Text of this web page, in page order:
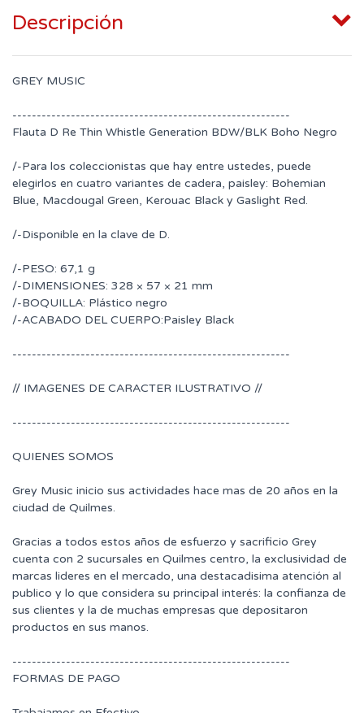
Descripción
GREY MUSIC
---------------------------------------------------------
Flauta D Re Thin Whistle Generation BDW/BLK Boho Negro
/-Para los coleccionistas que hay entre ustedes, puede
elegirlos en cuatro variantes de cadera, paisley: Bohemian
Blue, Macdougal Green, Kerouac Black y Gaslight Red.
/-Disponible en la clave de D.
/-PESO: 67,1 g
/-DIMENSIONES: 328 × 57 × 21 mm
/-BOQUILLA: Plástico negro
/-ACABADO DEL CUERPO:Paisley Black
---------------------------------------------------------
// IMAGENES DE CARACTER ILUSTRATIVO //
---------------------------------------------------------
QUIENES SOMOS
Grey Music inicio sus actividades hace mas de 20 años en la
ciudad de Quilmes.
Gracias a todos estos años de esfuerzo y sacrificio Grey
cuenta con 2 sucursales en Quilmes centro, la exclusividad de
marcas lideres en el mercado, una destacadisima atención al
publico y lo que considera su principal interés: la confianza de
sus clientes y la de muchas empresas que depositaron
productos en sus manos.
---------------------------------------------------------
FORMAS DE PAGO